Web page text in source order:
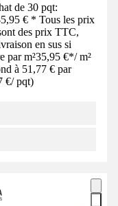
de 30 pqt:
€ * Tous les prix
des prix TTC,
en sus si
par m²35,95 €*/ m²
à 51,77 € par
€/ pqt)